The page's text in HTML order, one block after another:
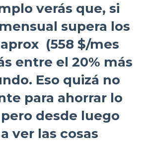
verás que, si
supera los
(558 $/mes
entre el 20% más
Eso quizá no
para ahorrar lo
desde luego
ver las cosas